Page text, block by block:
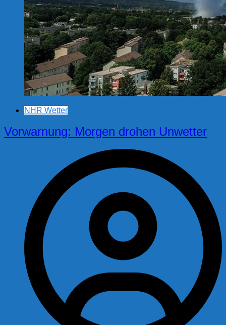
NHR Wetter
Vorwarnung: Morgen drohen Unwetter